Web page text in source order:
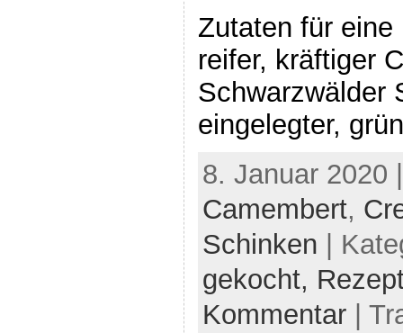
Zutaten für
reifer, kräftiger
Schwarzwälder
eingelegter,
8. Januar 2020
Camembert,
Schinken |
gekocht,
Kommentar|